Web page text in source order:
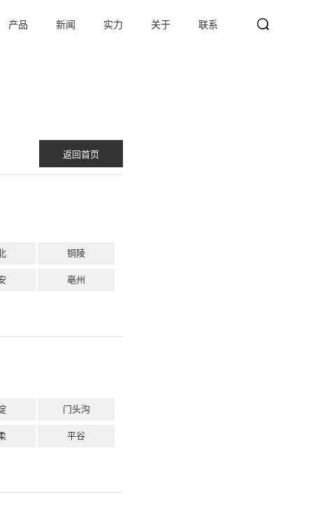
search
Search
产品 新闻 实力 关于 联系
返回首页
铜陵
亳州
门头沟
平谷